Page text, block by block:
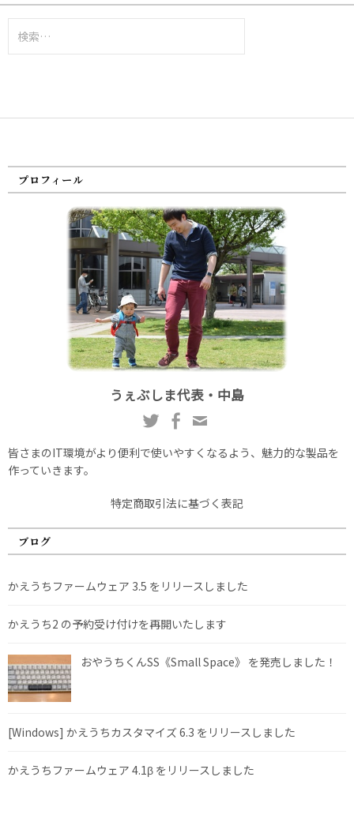
索:
プロフィール
うぇぶしま代表・中島
皆さまのIT環境がより便利で使いやすくなるよう、魅力的な製品を
作っていきます。
特定商取引法に基づく表記
ブログ
かえうちファームウェア 3.5 をリリースしました
かえうち2 の予約受け付けを再開いたします
おやうちくんSS《Small Space》 を発売しました！
[Windows] かえうちカスタマイズ 6.3 をリリースしました
かえうちファームウェア 4.1β をリリースしました